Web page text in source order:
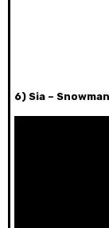
6) Sia – Snowman